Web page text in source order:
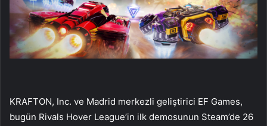
KRAFTON, Inc. ve Madrid merkezli geliştirici EF Games,
bugün Rivals Hover League’in ilk demosunun Steam’de 26